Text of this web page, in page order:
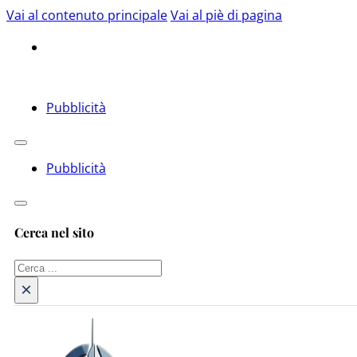
Vai al contenuto principaleVai al piè di pagina
Pubblicità
Pubblicità
Cerca nel sito
Cerca
×